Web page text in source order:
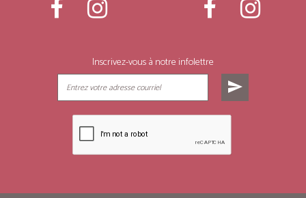
Inscrivez-vous à notre infolettre
send